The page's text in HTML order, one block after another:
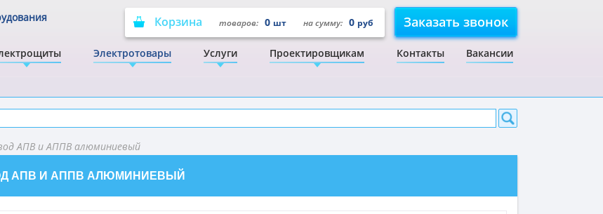
Корзина товаров: 0 шт на сумму: 0 руб Заказать звонок
Электротовары Услуги Проектировщикам Контакты Вакансии
АПВ и АППВ алюминиевый
АПВ И АППВ АЛЮМИНИЕВЫЙ